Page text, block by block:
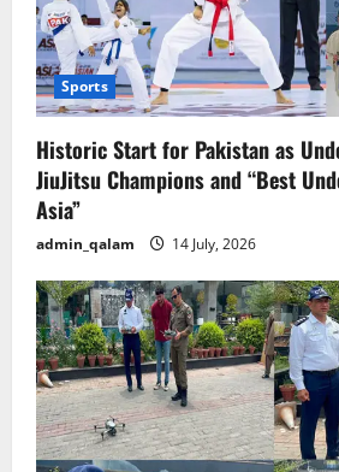
Sports
Historic Start for Pakistan as
JiuJitsu Champions and “Best
Asia”
admin_qalam 14 July, 2026